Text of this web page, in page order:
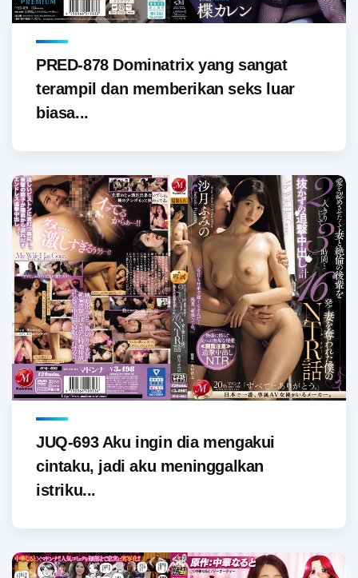
PRED-878 Dominatrix yang sangat
terampil dan memberikan seks luar
biasa...
JUQ-693 Aku ingin dia mengakui
cintaku, jadi aku meninggalkan
istriku...